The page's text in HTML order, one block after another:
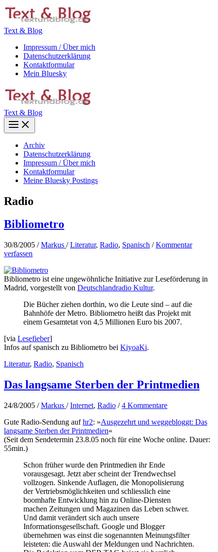
Zum
Inhalt
Text & Blog
Impressum / Über mich
Datenschutzerklärung
Kontaktformular
Mein Bluesky
Text & Blog
Main
Menu
Archiv
Datenschutzerklärung
Impressum / Über mich
Kontaktformular
Meine Bluesky Postings
Radio
Bibliometro
30/8/2005 /Markus /Literatur, Radio, Spanisch /Kommentar
verfassen
Bibliometro ist eine ungewöhnliche Initiative zur Leseförderung in
Madrid, vorgestellt von Deutschlandradio Kultur.
Die Bücher ziehen dorthin, wo die Leute sind – auf die
Bahnhöfe der Metro. Bibliometro heißt das Projekt mit
einem Gesamtetat von 4,5 Millionen Euro bis 2007.
[via Lesefieber]
Infos auf spanisch zu Bibliometro bei KiyoaKi.
Literatur, Radio, Spanisch
Das langsame Sterben der Printmedien
24/8/2005 /Markus /Internet, Radio /4 Kommentare
Gute Radio-Sendung aufhr2: »Ausgezehrt und weggebloggt: Das
langsame Sterben der Printmedien«
(Seit dem Sendetermin 23.8.05 noch für eine Woche online. Dauer:
55min.)
Schon früher wurde den Printmedien ihr Ende
vorausgesagt. Jetzt aber scheint der Trendwechsel
vollzogen. Sinkende Auflagen, die Monopolisierung
der Vertriebsmöglichkeiten und schliesslich eine
boomhafte Entwicklung hin zu Online-Diensten
machen Zeitungen und Magazinen das Leben schwer.
Und damit verändert sich auch unsere
Informationsgesellschaft. Google und Blogger
übernehmen was einst die sogenannten Meinungsfilter
leisteten: die Auswahl der Meldungen und Nachrichten.